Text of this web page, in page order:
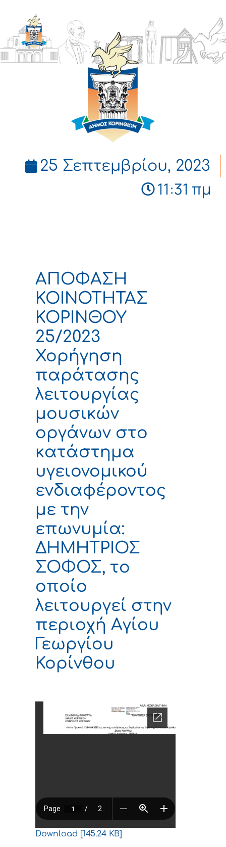
ΔΗΜΟΣ
ΚΟΡΙΝΘΙΩΝ
25 Σεπτεμβρίου, 2023
11:31 πμ
ΑΠΟΦΑΣΗ
ΚΟΙΝΟΤΗΤΑΣ
ΚΟΡΙΝΘΟΥ
25/2023
Χορήγηση
παράτασης
λειτουργίας
μουσικών
οργάνων στο
κατάστημα
υγειονομικού
ενδιαφέροντος
με την
επωνυμία:
ΔΗΜΗΤΡΙΟΣ
ΣΟΦΟΣ, το
οποίο
λειτουργεί στην
περιοχή Αγίου
Γεωργίου
Κορίνθου
Download [145.24 KB]